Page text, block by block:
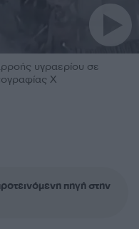
υγραερίου σε
Χ
πηγή στην